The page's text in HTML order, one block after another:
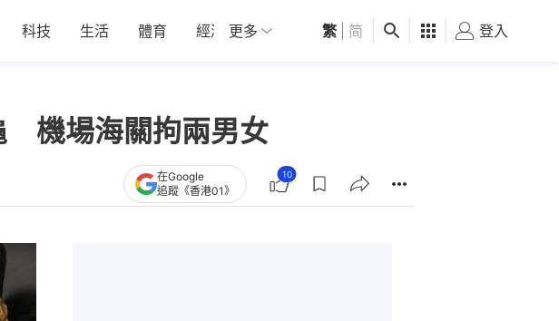
科技 生活 體育 經濟 01深圳 觀點 健康 好食玩飛
更多 繁 简 登入
機場海關拘兩男女
在Google
追蹤《香港01》
10